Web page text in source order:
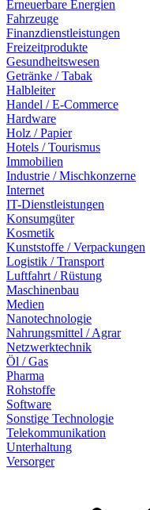
Erneuerbare Energien
Fahrzeuge
Finanzdienstleistungen
Freizeitprodukte
Gesundheitswesen
Getränke / Tabak
Halbleiter
Handel / E-Commerce
Hardware
Holz / Papier
Hotels / Tourismus
Immobilien
Industrie / Mischkonzerne
Internet
IT-Dienstleistungen
Konsumgüter
Kosmetik
Kunststoffe / Verpackungen
Logistik / Transport
Luftfahrt / Rüstung
Maschinenbau
Medien
Nanotechnologie
Nahrungsmittel / Agrar
Netzwerktechnik
Öl / Gas
Pharma
Rohstoffe
Software
Sonstige Technologie
Telekommunikation
Unterhaltung
Versorger